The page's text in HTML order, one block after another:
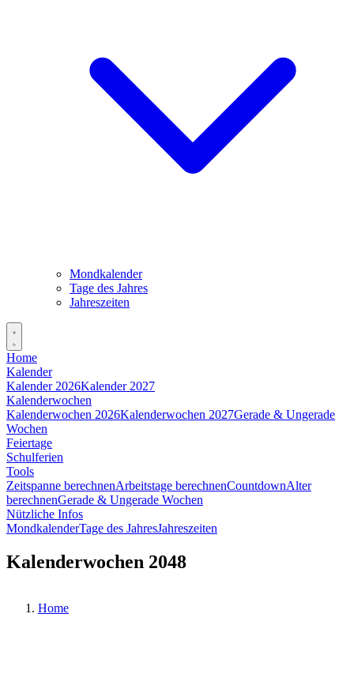
Mondkalender
Tage des Jahres
Jahreszeiten
Home
Kalender
Kalender 2026Kalender 2027
Kalenderwochen
Kalenderwochen 2026Kalenderwochen 2027Gerade & Ungerade
Wochen
Feiertage
Schulferien
Tools
Zeitspanne berechnenArbeitstage berechnenCountdownAlter
berechnenGerade & Ungerade Wochen
Nützliche Infos
MondkalenderTage des JahresJahreszeiten
Kalenderwochen 2048
Home